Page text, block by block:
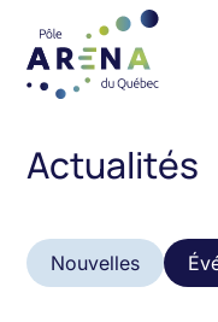
Actualités
Nouvelles